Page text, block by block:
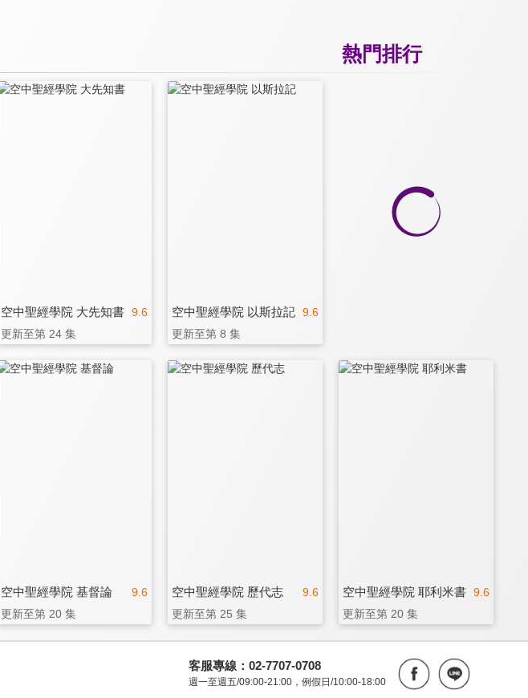
熱門排行
9.6
空中聖經學院 大先知書
更新至第 24 集
9.6
空中聖經學院 以斯拉記
更新至第 8 集
9.6
空中聖經學院 基督論
更新至第 20 集
9.6
空中聖經學院 歷代志
更新至第 25 集
9.6
空中聖經學院 耶利米書
更新至第 20 集
客服專線：02-7707-0708
週一至週五/09:00-21:00，例假日/10:00-18:00